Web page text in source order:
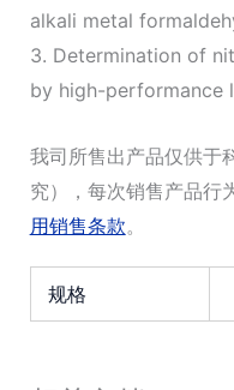
alkali metal
3. Determination of
by high-performance
我司所售出产品仅供于
究），每次销售产品行
用销售条款。
规格